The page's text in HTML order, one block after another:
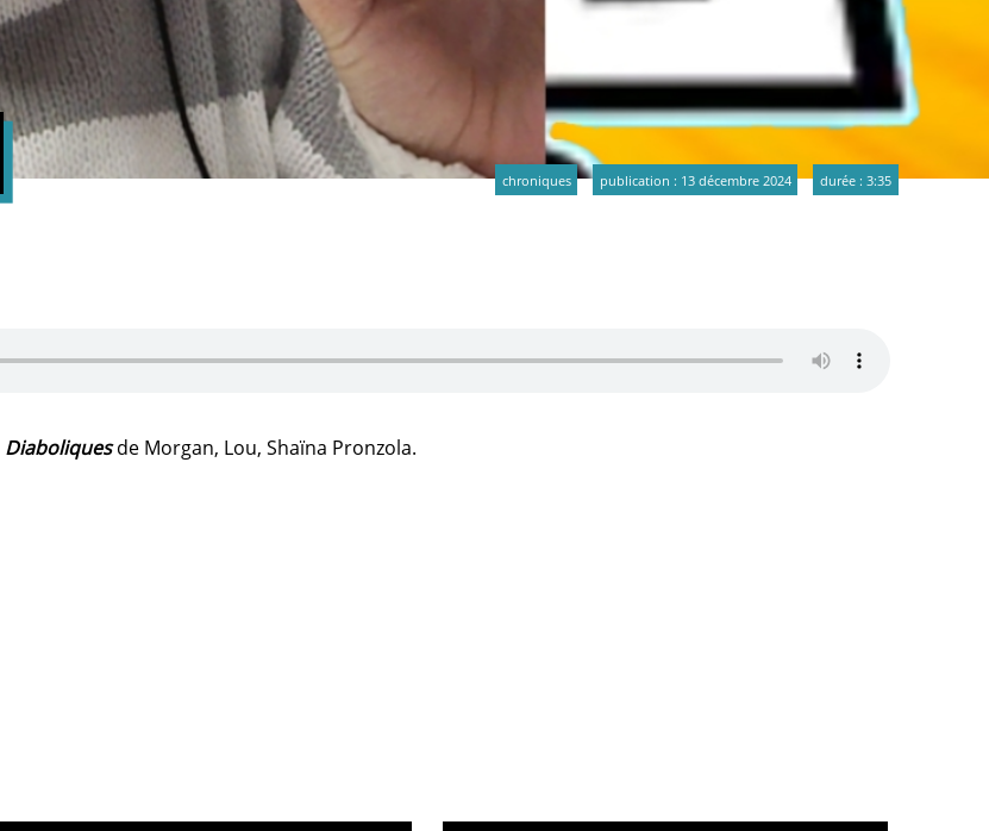
chroniques publication : 13 décembre 2024 durée : 3:35
Diaboliquesde Morgan, Lou, Shaïna Pronzola.